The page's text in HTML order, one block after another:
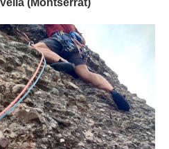
(Montserrat)